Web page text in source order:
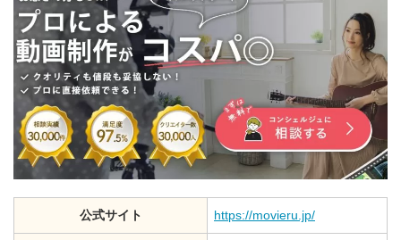
公式サイト https://movieru.jp/